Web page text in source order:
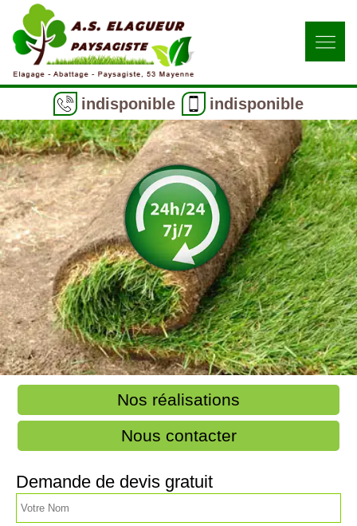
indisponible indisponible
Nos réalisations
Nous contacter
Demande de devis gratuit